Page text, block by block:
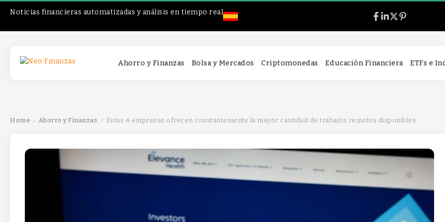
Noticias financieras automatizadas y análisis en tiempo real
Ahorro y Finanzas Bolsa y Mercados Criptomonedas Educación Financiera ETFs e
Home / Ahorro y Finanzas / Estas 4 empresas ofrecen constantemente la mayor cantidad de trabajos remotos disponibles.